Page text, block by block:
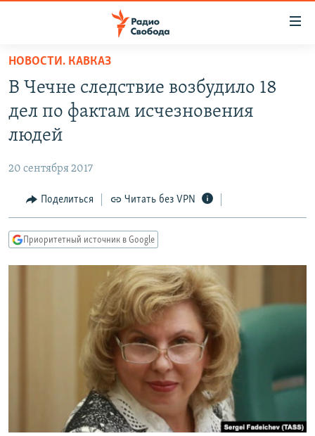
упрощенного
доступа
основному
Вернутся
Вернутся
ПОДКАСТЫ
АВТОРСКИЕ ПРОЕКТЫ
МНЕНИЯ
КУЛЬТУРА
КАВКАЗ.РЕАЛИИ
СИБИРЬ.РЕАЛИИ
РАСПИСАНИЕ ВЕЩАНИЯ
ПОДПИШИТЕСЬ НА РАССЫЛКУ
СОЦИАЛЬНЫЕ СЕТИ
НОВОСТИ. КАВКАЗ
В Чечне следствие возбудило 18
дел по фактам исчезновения
людей
20 сентября 2017
Поделиться Читать без VPN
Приоритетный источник в Google